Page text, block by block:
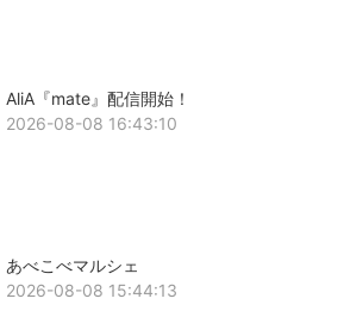
AliA『mate』配信開始！
2026-08-08 16:43:10
あべこべマルシェ
2026-08-08 15:44:13